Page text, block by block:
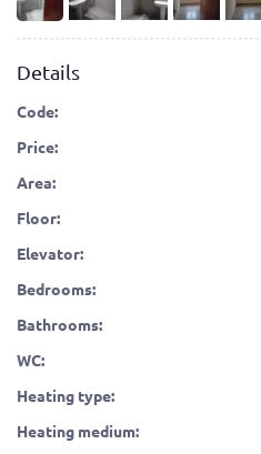
Details
Code:
Price:
Area:
Floor:
Elevator:
Bedrooms:
Bathrooms:
WC:
Heating type:
Heating medium: